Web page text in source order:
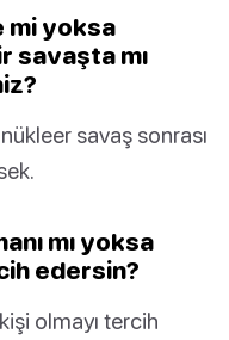
mi yoksa
savaşta mı
savaş sonrası
mı yoksa
edersin?
olmayı tercih